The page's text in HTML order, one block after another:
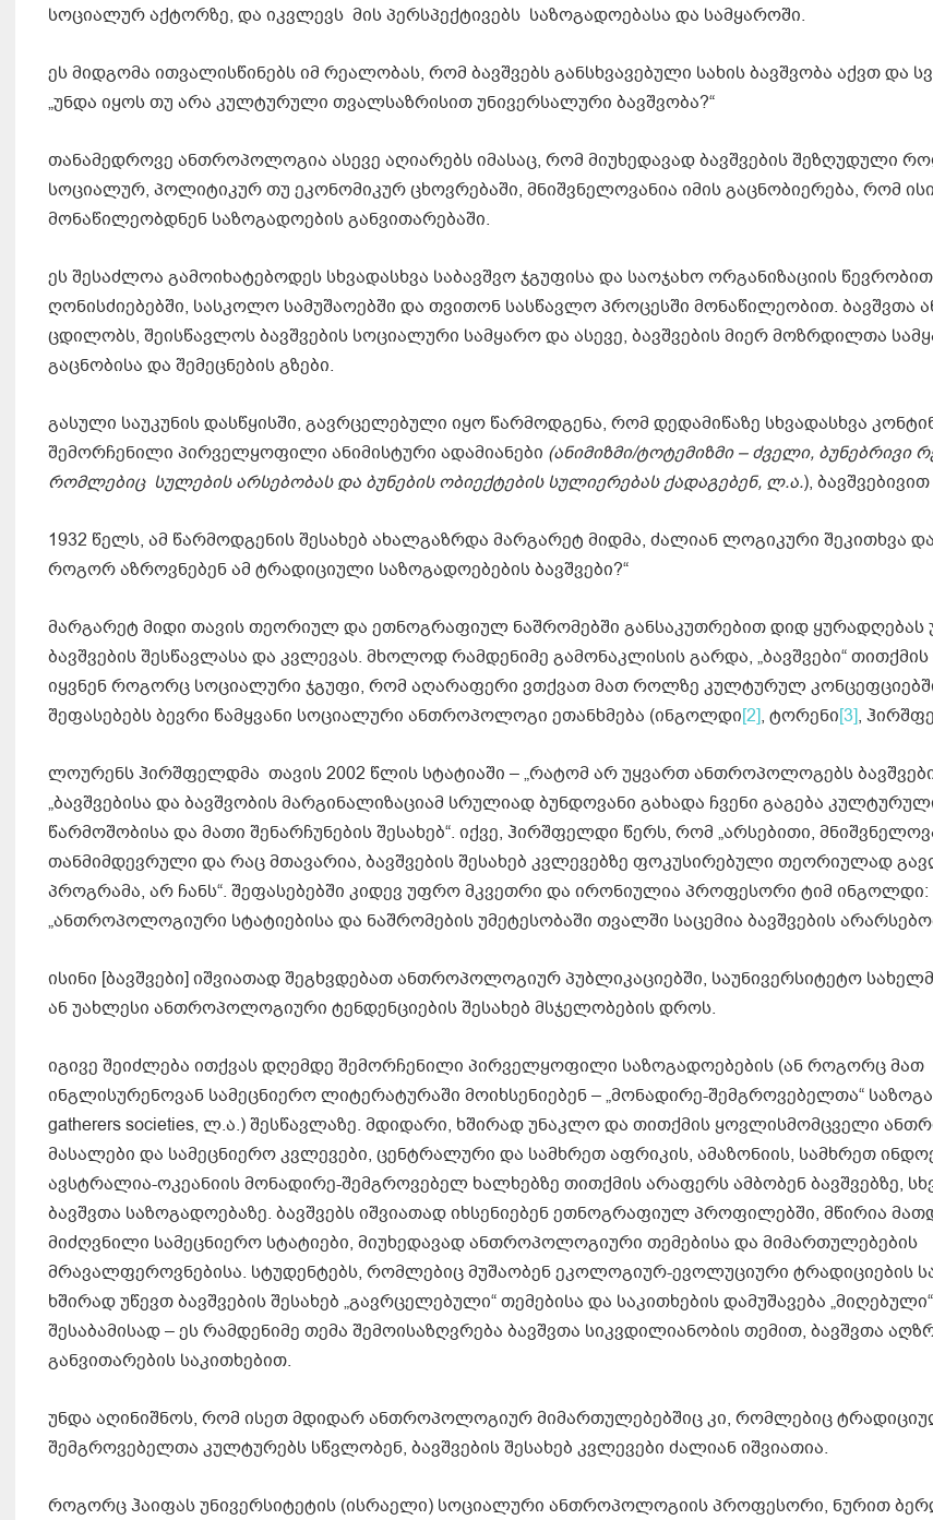
სოციალურ აქტორზე, და იკვლევს მის პერსპექტივებს საზოგადოებასა და სამყაროში.
ეს მიდგომა ითვალისწინებს იმ რეალობას, რომ ბავშვებს განსხვავებული სახის ბავშვობა აქვთ და
„უნდა იყოს თუ არა კულტურული თვალსაზრისით უნივერსალური ბავშვობა?“
თანამედროვე ანთროპოლოგია ასევე აღიარებს იმასაც, რომ მიუხედავად ბავშვების შეზღუდული
სოციალურ, პოლიტიკურ თუ ეკონომიკურ ცხოვრებაში, მნიშვნელოვანია იმის გაცნობიერება, რომ
მონაწილეობდნენ საზოგადოების განვითარებაში.
ეს შესაძლოა გამოიხატებოდეს სხვადასხვა საბავშვო ჯგუფისა და საოჯახო ორგანიზაციის
ღონისძიებებში, სასკოლო სამუშაოებში და თვითონ სასწავლო პროცესში მონაწილეობით.
ცდილობს, შეისწავლოს ბავშვების სოციალური სამყარო და ასევე, ბავშვების მიერ მოზრდილთა
გაცნობისა და შემეცნების გზები.
გასული საუკუნის დასწყისში, გავრცელებული იყო წარმოდგენა, რომ დედამიწაზე სხვადასხვა
შემორჩენილი პირველყოფილი ანიმისტური ადამიანები (ანიმიზმი/ტოტემიზმი – ძველი, ბუნებრივი
რომლებიც სულების არსებობას და ბუნების ობიექტების სულიერებას ქადაგებენ, ლ.ა.),
1932 წელს, ამ წარმოდგენის შესახებ ახალგაზრდა მარგარეტ მიდმა, ძალიან ლოგიკური შეკითხვა
როგორ აზროვნებენ ამ ტრადიციული საზოგადოებების ბავშვები?“
მარგარეტ მიდი თავის თეორიულ და ეთნოგრაფიულ ნაშრომებში განსაკუთრებით დიდ ყურადღებას
ბავშვების შესწავლასა და კვლევას. მხოლოდ რამდენიმე გამონაკლისის გარდა, „ბავშვები“
იყვნენ როგორც სოციალური ჯგუფი, რომ აღარაფერი ვთქვათ მათ როლზე კულტურულ
შეფასებებს ბევრი წამყვანი სოციალური ანთროპოლოგი ეთანხმება (ინგოლდი[2], ტორენი[3],
ლოურენს ჰირშფელდმა თავის 2002 წლის სტატიაში – „რატომ არ უყვართ ანთროპოლოგებს
„ბავშვებისა და ბავშვობის მარგინალიზაციამ სრულიად ბუნდოვანი გახადა ჩვენი გაგება
წარმოშობისა და მათი შენარჩუნების შესახებ“. იქვე, ჰირშფელდი წერს, რომ „არსებითი,
თანმიმდევრული და რაც მთავარია, ბავშვების შესახებ კვლევებზე ფოკუსირებული თეორიულად
პროგრამა, არ ჩანს“. შეფასებებში კიდევ უფრო მკვეთრი და ირონიულია პროფესორი ტიმ ინგოლდი:
„ანთროპოლოგიური სტატიებისა და ნაშრომების უმეტესობაში თვალში საცემია ბავშვების
ისინი [ბავშვები] იშვიათად შეგხვდებათ ანთროპოლოგიურ პუბლიკაციებში, საუნივერსიტეტო
ან უახლესი ანთროპოლოგიური ტენდენციების შესახებ მსჯელობების დროს.
იგივე შეიძლება ითქვას დღემდე შემორჩენილი პირველყოფილი საზოგადოებების (ან როგორც მათ
ინგლისურენოვან სამეცნიერო ლიტერატურაში მოიხსენიებენ – „მონადირე-შემგროვებელთა“
gatherers societies, ლ.ა.) შესწავლაზე. მდიდარი, ხშირად უნაკლო და თითქმის ყოვლისმომცველი
მასალები და სამეცნიერო კვლევები, ცენტრალური და სამხრეთ აფრიკის, ამაზონიის, სამხრეთ
ავსტრალია-ოკეანიის მონადირე-შემგროვებელ ხალხებზე თითქმის არაფერს ამბობენ ბავშვებზე,
ბავშვთა საზოგადოებაზე. ბავშვებს იშვიათად იხსენიებენ ეთნოგრაფიულ პროფილებში, მწირია
მიძღვნილი სამეცნიერო სტატიები, მიუხედავად ანთროპოლოგიური თემებისა და მიმართულებების
მრავალფეროვნებისა. სტუდენტებს, რომლებიც მუშაობენ ეკოლოგიურ-ევოლუციური ტრადიციების
ხშირად უწევთ ბავშვების შესახებ „გავრცელებული“ თემებისა და საკითხების დამუშავება
შესაბამისად – ეს რამდენიმე თემა შემოისაზღვრება ბავშვთა სიკვდილიანობის თემით, ბავშვთა
განვითარების საკითხებით.
უნდა აღინიშნოს, რომ ისეთ მდიდარ ანთროპოლოგიურ მიმართულებებშიც კი, რომლებიც
შემგროვებელთა კულტურებს სწვლობენ, ბავშვების შესახებ კვლევები ძალიან იშვიათია.
როგორც ჰაიფას უნივერსიტეტის (ისრაელი) სოციალური ანთროპოლოგიის პროფესორი, ნურით